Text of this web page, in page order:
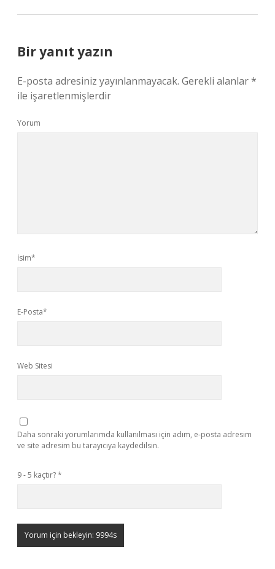
Bir yanıt yazın
E-posta adresiniz yayınlanmayacak. Gerekli alanlar*
ile işaretlenmişlerdir
Yorum
İsim*
E-Posta*
Web Sitesi
Daha sonraki yorumlarımda kullanılması için adım, e-posta adresim
ve site adresim bu tarayıcıya kaydedilsin.
9 - 5 kaçtır?*